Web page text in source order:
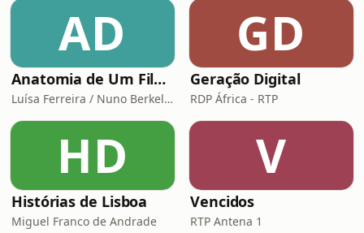
AD
Anatomia de Um Filme de Terror
Luísa Ferreira / Nuno Berkeley Cotter
GD
Geração Digital
RDP África - RTP
HD
Histórias de Lisboa
Miguel Franco de Andrade
V
Vencidos
RTP Antena 1